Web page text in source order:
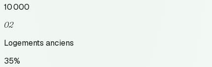
10 000
02
Logements anciens
35%